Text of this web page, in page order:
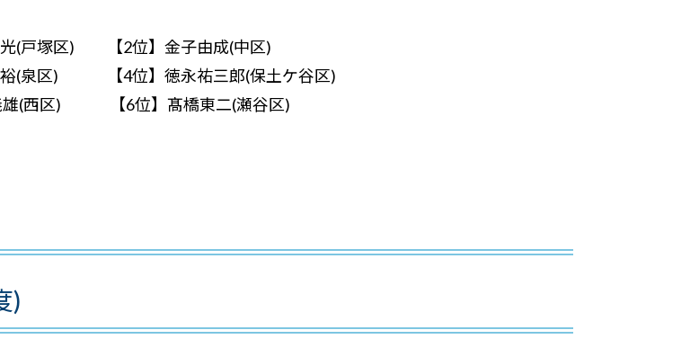
光(戸塚区) 【2位】金子由成(中区)
裕(泉区) 【4位】徳永祐三郎(保土ケ谷区)
義雄(西区) 【6位】髙橋東二(瀬谷区)
)